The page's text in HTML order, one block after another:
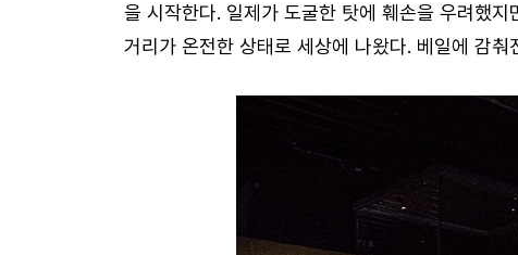
을 시작한다. 일제가 도굴한 탓에 훼손을 우려했
거리가 온전한 상태로 세상에 나왔다. 베일에 감